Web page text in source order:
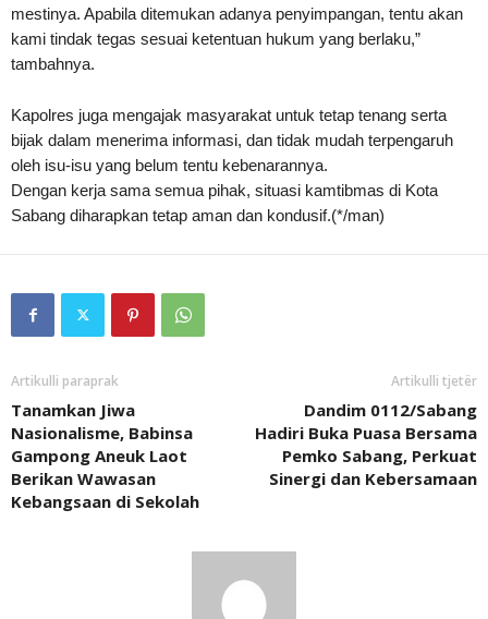
mestinya. Apabila ditemukan adanya penyimpangan, tentu akan
kami tindak tegas sesuai ketentuan hukum yang berlaku,”
tambahnya.
Kapolres juga mengajak masyarakat untuk tetap tenang serta
bijak dalam menerima informasi, dan tidak mudah terpengaruh
oleh isu-isu yang belum tentu kebenarannya.
Dengan kerja sama semua pihak, situasi kamtibmas di Kota
Sabang diharapkan tetap aman dan kondusif.(*/man)
Artikulli paraprak
Tanamkan Jiwa
Nasionalisme, Babinsa
Gampong Aneuk Laot
Berikan Wawasan
Kebangsaan di Sekolah
Artikulli tjetër
Dandim 0112/Sabang
Hadiri Buka Puasa Bersama
Pemko Sabang, Perkuat
Sinergi dan Kebersamaan